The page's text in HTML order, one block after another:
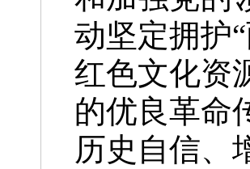
动坚定拥护
红色文化资
的优良革命
历史自信、